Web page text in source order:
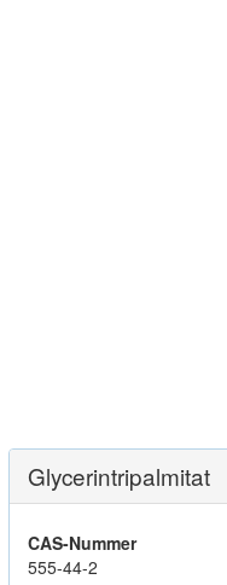
Glycerintripalmitat
CAS-Nummer
555-44-2